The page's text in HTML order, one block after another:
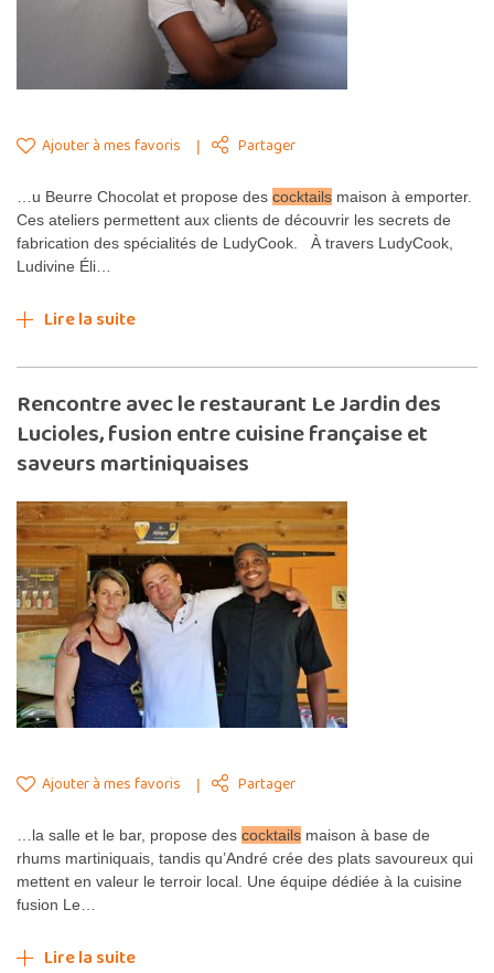
Ajouter à mes favoris Partager
…u Beurre Chocolat et propose des cocktails maison à emporter.
Ces ateliers permettent aux clients de découvrir les secrets de
fabrication des spécialités de LudyCook. À travers LudyCook,
Ludivine Éli…
Lire la suite
Rencontre avec le restaurant Le Jardin des
Lucioles, fusion entre cuisine française et
saveurs martiniquaises
Ajouter à mes favoris Partager
…la salle et le bar, propose des cocktails maison à base de
rhums martiniquais, tandis qu’André crée des plats savoureux qui
mettent en valeur le terroir local. Une équipe dédiée à la cuisine
fusion Le…
Lire la suite